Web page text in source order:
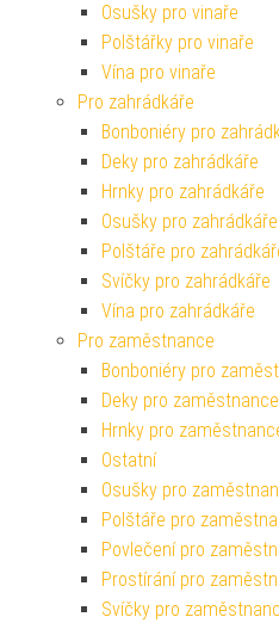
Osušky pro vinaře
Polštářky pro vinaře
Vína pro vinaře
Pro zahrádkáře
Bonboniéry pro
Deky pro zahrádkáře
Hrnky pro zahrádkáře
Osušky pro zahrádkáře
Polštáře pro
Svíčky pro zahrádkáře
Vína pro zahrádkáře
Pro zaměstnance
Bonboniéry pro
Deky pro zaměstnance
Hrnky pro
Ostatní
Osušky pro
Polštáře pro
Povlečení pro
Prostírání pro
Svíčky pro